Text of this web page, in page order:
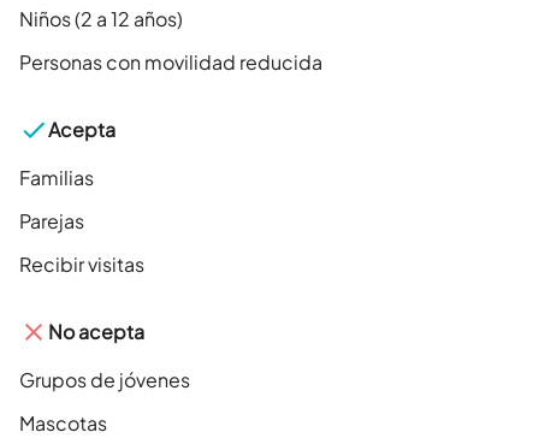
Niños (2 a 12 años)
Personas con movilidad reducida
Acepta
Familias
Parejas
Recibir visitas
No acepta
Grupos de jóvenes
Mascotas